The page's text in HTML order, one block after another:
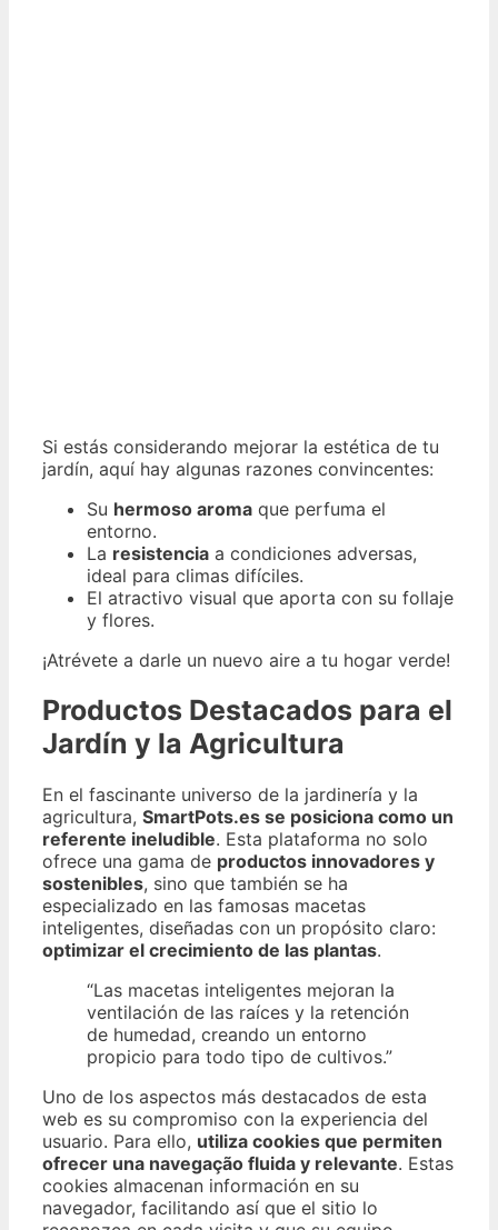
Si estás considerando mejorar la estética de tu
jardín, aquí hay algunas razones convincentes:
Su hermoso aroma que perfuma el
entorno.
La resistencia a condiciones adversas,
ideal para climas difíciles.
El atractivo visual que aporta con su follaje
y flores.
¡Atrévete a darle un nuevo aire a tu hogar verde!
Productos Destacados para el
Jardín y la Agricultura
En el fascinante universo de la jardinería y la
agricultura, SmartPots.es se posiciona como un
referente ineludible. Esta plataforma no solo
ofrece una gama de productos innovadores y
sostenibles, sino que también se ha
especializado en las famosas macetas
inteligentes, diseñadas con un propósito claro:
optimizar el crecimiento de las plantas.
“Las macetas inteligentes mejoran la
ventilación de las raíces y la retención
de humedad, creando un entorno
propicio para todo tipo de cultivos.”
Uno de los aspectos más destacados de esta
web es su compromiso con la experiencia del
usuario. Para ello, utiliza cookies que permiten
ofrecer una navegação fluida y relevante. Estas
cookies almacenan información en su
navegador, facilitando así que el sitio lo